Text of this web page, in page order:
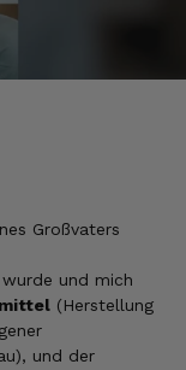
Großvaters
und mich
(Herstellung
und der
Gern
wieder👍